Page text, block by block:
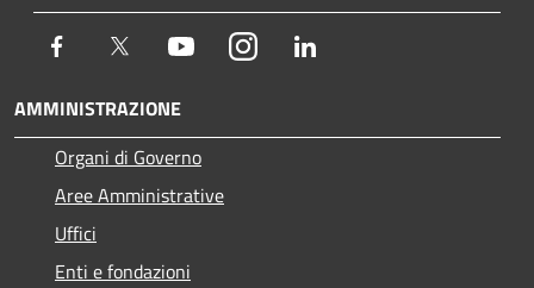
Facebook Twitter YoutubeInstagram
AMMINISTRAZIONE
Organi di Governo
Aree Amministrative
Uffici
Enti e fondazioni